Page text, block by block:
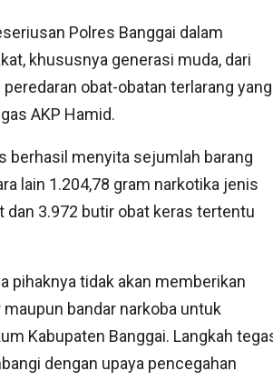
Polres Banggai dalam
khususnya generasi muda, dari
obat-obatan terlarang yang
AKP Hamid.
berhasil menyita sejumlah barang
lain 1.204,78 gram narkotika jenis
dan 3.972 butir obat keras tertentu
pihaknya tidak akan memberikan
bandar narkoba untuk
Kabupaten Banggai. Langkah
dengan upaya pencegahan